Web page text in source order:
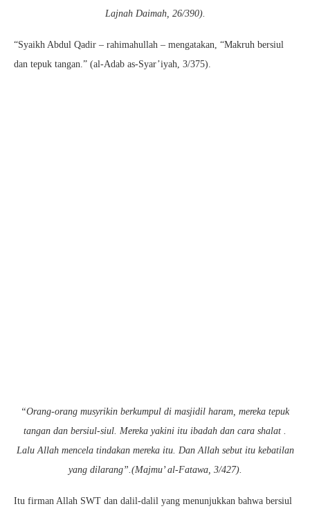
Lajnah Daimah, 26/390).
“Syaikh Abdul Qadir – rahimahullah – mengatakan, “Makruh bersiul
dan tepuk tangan.” (al-Adab as-Syar’iyah, 3/375).
“Orang-orang musyrikin berkumpul di masjidil haram, mereka tepuk
tangan dan bersiul-siul. Mereka yakini itu ibadah dan cara shalat .
Lalu Allah mencela tindakan mereka itu. Dan Allah sebut itu kebatilan
yang dilarang”.(Majmu’ al-Fatawa, 3/427).
Itu firman Allah SWT dan dalil-dalil yang menunjukkan bahwa bersiul